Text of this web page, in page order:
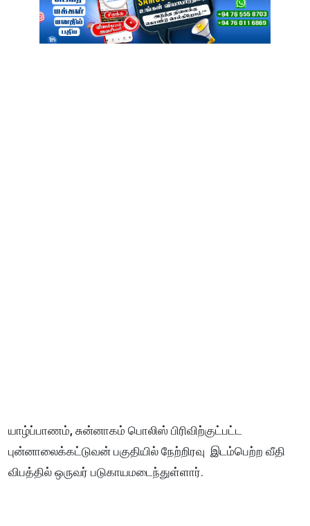
யாழ்ப்பாணம், சுன்னாகம் பொலிஸ் பிரிவிற்குட்பட்ட
புன்னாலைக்கட்டுவன் பகுதியில் நேற்றிரவு இடம்பெற்ற வீதி
விபத்தில் ஒருவர் படுகாயமடைந்துள்ளார்.